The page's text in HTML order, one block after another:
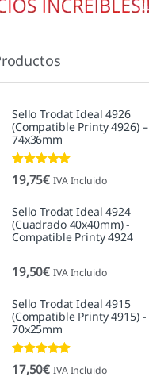
Sello Trodat Ideal 4926
(Compatible Printy 4926) –
74x36mm
Valorado con
5.00de 5
19,75€ IVA Incluido
Sello Trodat Ideal 4924
(Cuadrado 40x40mm) -
Compatible Printy 4924
19,50€ IVA Incluido
Sello Trodat Ideal 4915
(Compatible Printy 4915) -
70x25mm
Valorado con
5.00de 5
17,50€ IVA Incluido